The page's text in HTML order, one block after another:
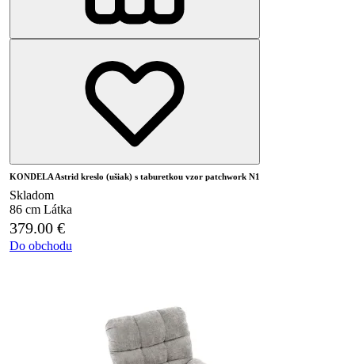
KONDELA Astrid kreslo (ušiak) s taburetkou vzor patchwork N1
Skladom
86 cm Látka
379.00 €
Do obchodu